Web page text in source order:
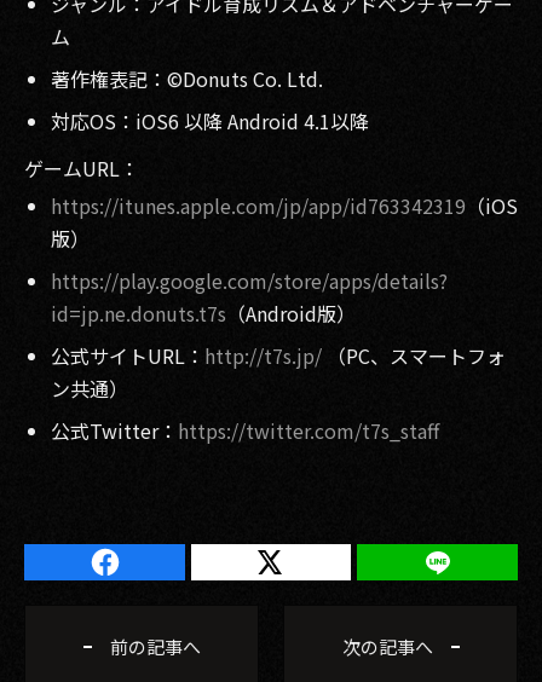
ム
著作権表記：©Donuts Co. Ltd.
対応OS：iOS6 以降 Android 4.1以降
ゲームURL：
https://itunes.apple.com/jp/app/id763342319 （iOS
版）
https://play.google.com/store/apps/details?
id=jp.ne.donuts.t7s （Android版）
公式サイトURL： http://t7s.jp/ （PC、スマートフォ
ン共通）
公式Twitter： https://twitter.com/t7s_staff
前の記事へ 次の記事へ